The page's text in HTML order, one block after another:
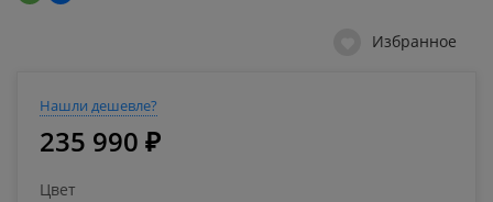
Избранное
Нашли дешевле?
235 990 ₽
Цвет